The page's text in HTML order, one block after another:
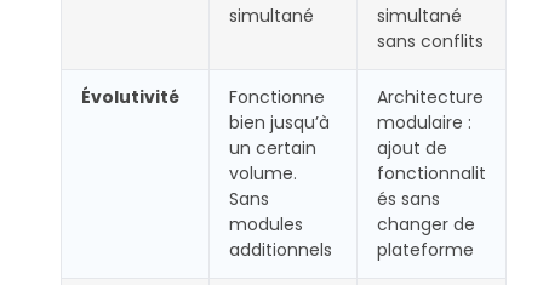
simultané
simultané
sans conflits
Évolutivité
Fonctionne
bien jusqu’à
un certain
volume.
Sans
modules
additionnels
Architecture
modulaire :
ajout de
fonctionnalit
és sans
changer de
plateforme